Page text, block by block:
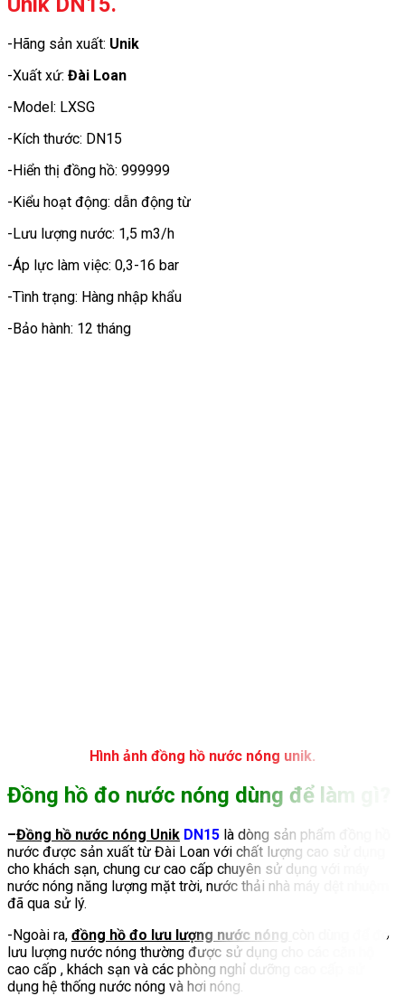
-Hãng sản xuất: Unik
-Xuất xứ: Đài Loan
-Model: LXSG
-Kích thước: DN15
-Hiển thị đồng hồ: 999999
-Kiểu hoạt động: dẫn động từ
-Lưu lượng nước: 1,5 m3/h
-Áp lực làm việc: 0,3-16 bar
-Tình trạng: Hàng nhập khẩu
-Bảo hành: 12 tháng
Hình ảnh đồng hồ nước nóng unik.
Đồng hồ đo nước nóng dùng để làm gì?
–Đồng hồ nước nóng Unik DN15 là dòng sản phẩm đồng hồ
nước được sản xuất từ Đài Loan với chất lượng cao sử dụng
cho khách sạn, chung cư cao cấp chuyên sử dụng với máy
nước nóng năng lượng mặt trời, nước thải nhà máy dệt nhuộm
đã qua sử lý.
-Ngoài ra, đồng hồ đo lưu lượng nước nóng
còn dùng để đo
lưu lượng nước nóng thường được sử dụng cho các căn hộ
cao cấp , khách sạn và các phòng nghỉ dưỡng cao cấp sử
dụng hệ thống nước nóng và hơi nóng.